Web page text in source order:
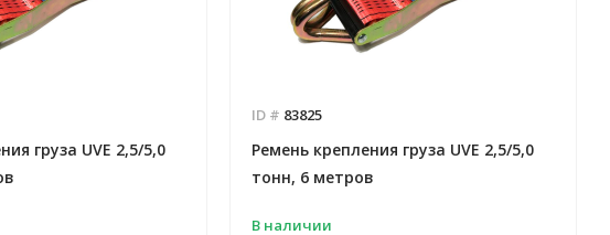
груза UVE 2,5/5,0
ID # 83825
Ремень крепления груза UVE 2,5/5,0
тонн, 6 метров
В наличии